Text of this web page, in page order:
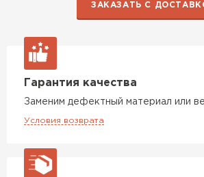
ЗАКАЗАТЬ С
Гарантия качества
Заменим дефектный материал или
Условия возврата
Керамическая